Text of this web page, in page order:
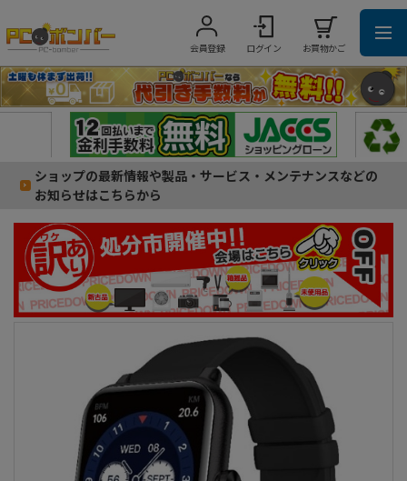
会員登録 ログイン お買物かご
ショップの最新情報や製品・サービス・メンテナンスなどの
お知らせはこちらから